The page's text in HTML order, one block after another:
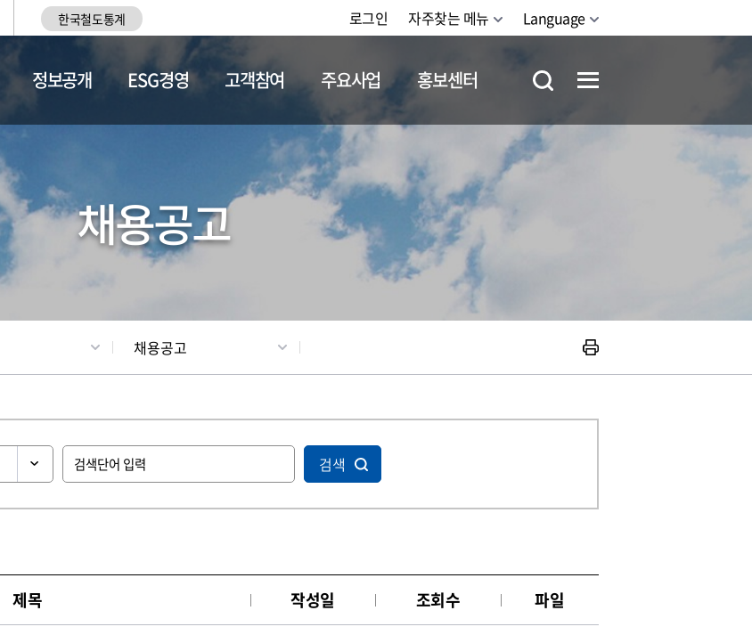
한국철도통계 로그인 자주찾는 메뉴 Language
채용정보
정보공개 ESG경영 고객참여 주요사업 홍보센터
채용공고
채용공고
검색
제목 작성일 조회수 파일